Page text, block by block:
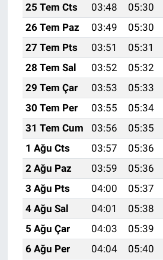
25 Tem Cts
03:48 05:30
26 Tem Paz
03:49 05:30
27 Tem Pts
03:51 05:31
28 Tem Sal
03:52 05:32
29 Tem Çar
03:53 05:33
30 Tem Per
03:55 05:34
31 Tem Cum
03:56 05:35
1 Ağu Cts
03:57 05:36
2 Ağu Paz
03:59 05:36
3 Ağu Pts
04:00 05:37
4 Ağu Sal
04:01 05:38
5 Ağu Çar
04:03 05:39
6 Ağu Per
04:04 05:40